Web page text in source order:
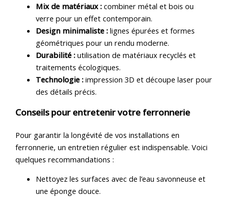
Mix de matériaux : combiner métal et bois ou
verre pour un effet contemporain.
Design minimaliste : lignes épurées et formes
géométriques pour un rendu moderne.
Durabilité : utilisation de matériaux recyclés et
traitements écologiques.
Technologie : impression 3D et découpe laser pour
des détails précis.
Conseils pour entretenir votre ferronnerie
Pour garantir la longévité de vos installations en
ferronnerie, un entretien régulier est indispensable. Voici
quelques recommandations :
Nettoyez les surfaces avec de l’eau savonneuse et
une éponge douce.